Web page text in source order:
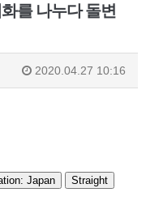
를 나누다 돌변
2020.04.27 10:16